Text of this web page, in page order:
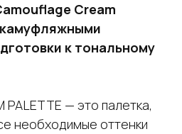
Cream
к тональному
PALETTE — это палетка,
необходимые оттенки